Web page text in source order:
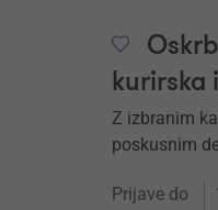
kurirska
Z izbranim
poskusnim
Prijave do